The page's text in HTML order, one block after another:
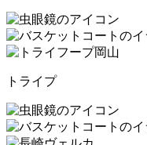
トライプ